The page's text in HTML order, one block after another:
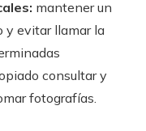
mantener un
y evitar llamar la
consultar y
fotografías.